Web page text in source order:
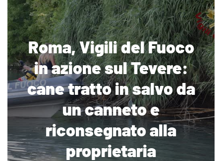
Roma, Vigili del Fuoco
in azione sul Tevere:
cane tratto in salvo da
un canneto e
riconsegnato alla
proprietaria